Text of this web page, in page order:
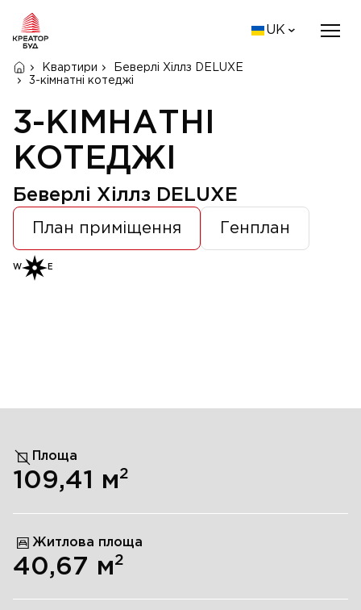
UK
Квартири
Беверлі Хіллз DELUXE
3-кімнатні котеджі
3-КІМНАТНІ
КОТЕДЖІ
Беверлі Хіллз DELUXE
План приміщення Генплан
W E
Площа
109,41 м2
Житлова площа
40,67 м2